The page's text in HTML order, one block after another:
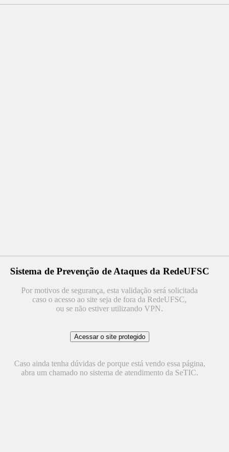
Sistema de Prevenção de Ataques da RedeUFSC
Por motivos de segurança, esta validação será solicitada
caso o acesso ao site seja de fora da RedeUFSC,
ou se não estiver utilizando VPN.
Caso ainda tenha dúvidas de porque está vendo essa página,
abra um chamado no sistema de atendimento da SeTIC.